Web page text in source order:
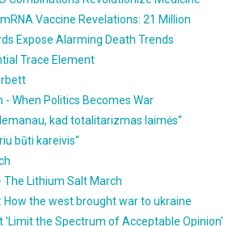
Vaccine Revelations: 21 Million
Expose Alarming Death Trends
Trace Element
- When Politics Becomes War
kad totalitarizmas laimės“
būti kareivis“
The Lithium Salt March
How the west brought war to ukraine
'Limit the Spectrum of Acceptable Opinion'